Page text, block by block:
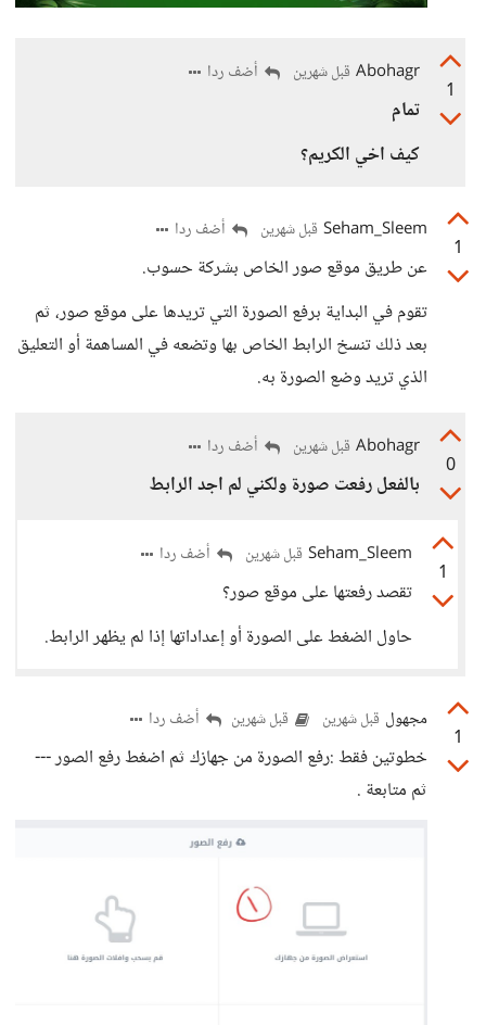
1
Abohagr قبل شهرين أضف ردا
تمام
كيف اخي الكريم؟
1
Seham_Sleem قبل شهرين أضف ردا
عن طريق موقع صور الخاص بشركة حسوب.
تقوم في البداية برفع الصورة التي تريدها على موقع صور، ثم
بعد ذلك تنسخ الرابط الخاص بها وتضعه في المساهمة أو التعليق
الذي تريد وضع الصورة به.
0
Abohagr قبل شهرين أضف ردا
بالفعل رفعت صورة ولكني لم اجد الرابط
1
Seham_Sleem قبل شهرين أضف ردا
تقصد رفعتها على موقع صور؟
حاول الضغط على الصورة أو إعداداتها إذا لم يظهر الرابط.
1
مجهول قبل شهرين قبل شهرين أضف ردا
خطوتين فقط :رفع الصورة من جهازك ثم اضغط رفع الصور ---
ثم متابعة .